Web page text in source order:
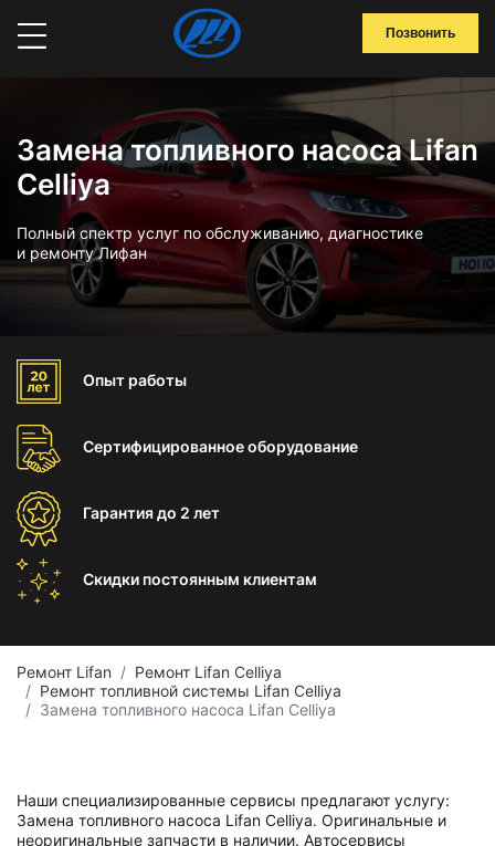
Позвонить
Замена топливного насоса Lifan
Celliya
Полный спектр услуг по обслуживанию, диагностике
и ремонту Лифан
Опыт работы
Сертифицированноеоборудование
Гарантиядо 2 лет
Скидки постоянным клиентам
Ремонт Lifan
Ремонт Lifan Celliya
Ремонт топливной системы Lifan Celliya
Замена топливного насоса Lifan Celliya
Наши специализированные сервисы предлагают услугу:
Замена топливного насоса Lifan Celliya. Оригинальные и
неоригинальные запчасти в наличии. Автосервисы